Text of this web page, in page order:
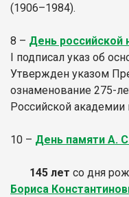
(1906–1984).
8 – День российской
I подписал указ об
Утвержден указом
ознаменование 275-
Российской академии
10 – День памяти А.
145 лет со дня
Бориса